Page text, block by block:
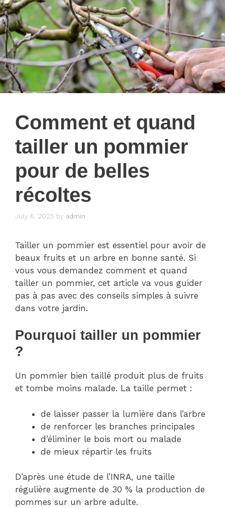
Comment et quand
tailler un pommier
pour de belles
récoltes
July 6, 2025 by admin
Tailler un pommier est essentiel pour avoir de
beaux fruits et un arbre en bonne santé. Si
vous vous demandez comment et quand
tailler un pommier, cet article va vous guider
pas à pas avec des conseils simples à suivre
dans votre jardin.
Pourquoi tailler un pommier
?
Un pommier bien taillé produit plus de fruits
et tombe moins malade. La taille permet :
de laisser passer la lumière dans l’arbre
de renforcer les branches principales
d’éliminer le bois mort ou malade
de mieux répartir les fruits
D’après une étude de l’INRA, une taille
régulière augmente de 30 % la production de
pommes sur un arbre adulte.